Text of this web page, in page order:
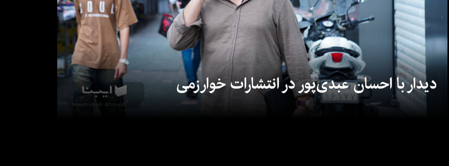
دیدار با احسان عبدی‌پور در انتشارات خوارزمی